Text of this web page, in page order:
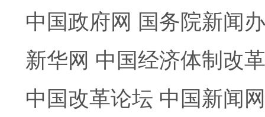
中国政府网 国务院新闻
新华网 中国经济体制改
中国改革论坛 中国新闻网